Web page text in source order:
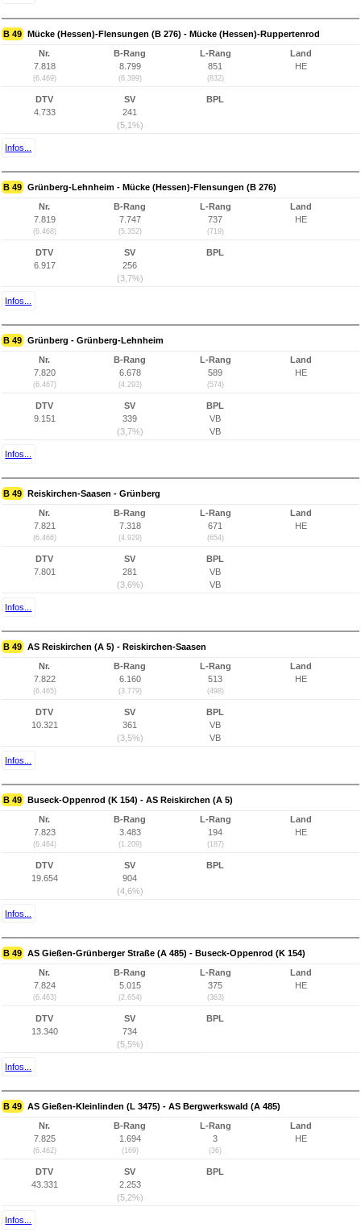
B 49 Mücke (Hessen)-Flensungen (B 276) - Mücke (Hessen)-Ruppertenrod
Nr.
7.818
(6.469)
B-Rang
8.799
(6.399)
L-Rang
851
(832)
Land
HE
DTV
4.733
SV
241
(5,1%)
BPL
Infos...
B 49 Grünberg-Lehnheim - Mücke (Hessen)-Flensungen (B 276)
Nr.
7.819
(6.468)
B-Rang
7.747
(5.352)
L-Rang
737
(719)
Land
HE
DTV
6.917
SV
256
(3,7%)
BPL
Infos...
B 49 Grünberg - Grünberg-Lehnheim
Nr.
7.820
(6.467)
B-Rang
6.678
(4.293)
L-Rang
589
(574)
Land
HE
DTV
9.151
SV
339
(3,7%)
BPL
VB
VB
Infos...
B 49 Reiskirchen-Saasen - Grünberg
Nr.
7.821
(6.466)
B-Rang
7.318
(4.929)
L-Rang
671
(654)
Land
HE
DTV
7.801
SV
281
(3,6%)
BPL
VB
VB
Infos...
B 49 AS Reiskirchen (A 5) - Reiskirchen-Saasen
Nr.
7.822
(6.465)
B-Rang
6.160
(3.779)
L-Rang
513
(498)
Land
HE
DTV
10.321
SV
361
(3,5%)
BPL
VB
VB
Infos...
B 49 Buseck-Oppenrod (K 154) - AS Reiskirchen (A 5)
Nr.
7.823
(6.464)
B-Rang
3.483
(1.209)
L-Rang
194
(187)
Land
HE
DTV
19.654
SV
904
(4,6%)
BPL
Infos...
B 49 AS Gießen-Grünberger Straße (A 485) - Buseck-Oppenrod (K 154)
Nr.
7.824
(6.463)
B-Rang
5.015
(2.654)
L-Rang
375
(363)
Land
HE
DTV
13.340
SV
734
(5,5%)
BPL
Infos...
B 49 AS Gießen-Kleinlinden (L 3475) - AS Bergwerkswald (A 485)
Nr.
7.825
(6.462)
B-Rang
1.694
(169)
L-Rang
3
(36)
Land
HE
DTV
43.331
SV
2.253
(5,2%)
BPL
Infos...